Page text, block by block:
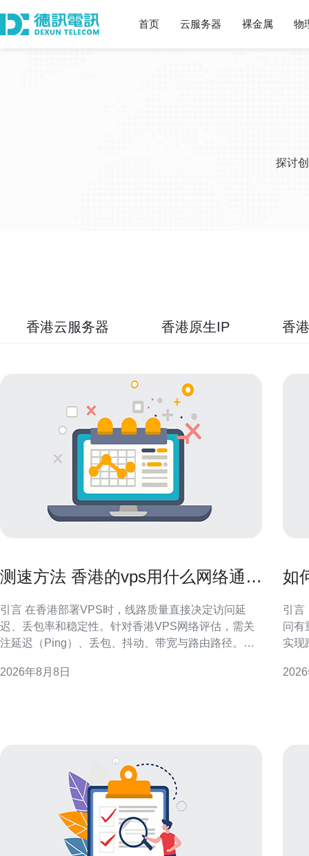
首页 云服务器 裸金属 物
探讨
香港云服务器 香港原生IP 香
测速方法 香港的vps用什么网络通过
引言 在香港部署VPS时，线路质量直接决定访问延
迟、丢包率和稳定性。针对香港VPS网络评估，需关
注延迟（Ping）、丢包、抖动、带宽与路由路径。本
方法，帮助快速评估线路质量并制定选址与优化策
2026年8月8日
如
引言
问有
实现
提升访问